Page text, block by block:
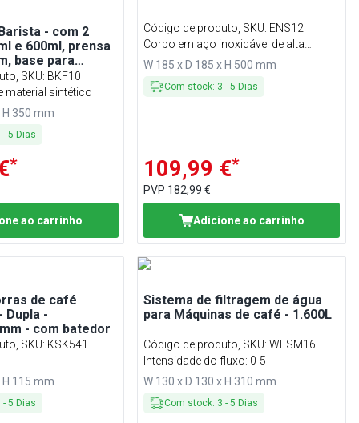
- com 2
e 600ml, prensa
base para
escova de
(art),
SKU: BKF10
material sintético
H 350 mm
-5 Dias
*
ao carrinho
Código de produto, SKU: ENS12
Corpo em aço inoxidável de alta
qualidade
W 185 x D 185 x H 500 mm
Com stock: 3 - 5 Dias
109,99 €*
PVP 182,99 €
Adicione ao carrinho
de café
Dupla -
- com batedor
SKU: KSK541
H 115 mm
-5 Dias
Sistema de filtragem de água
para Máquinas de café - 1.600L
Código de produto, SKU: WFSM16
Intensidade do fluxo: 0-5
W 130 x D 130 x H 310 mm
Com stock: 3 - 5 Dias